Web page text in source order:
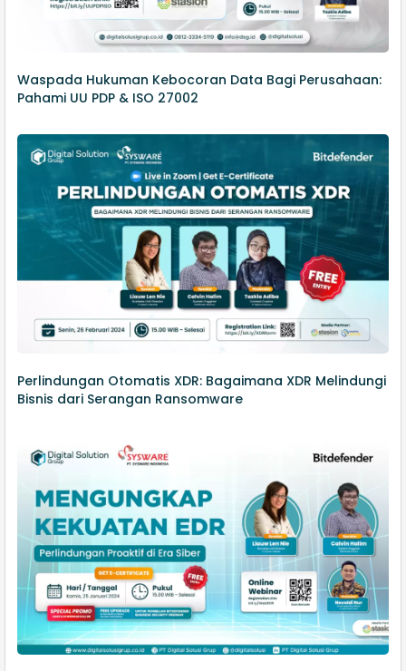
Waspada Hukuman Kebocoran Data Bagi Perusahaan:
Pahami UU PDP & ISO 27002
Perlindungan Otomatis XDR: Bagaimana XDR Melindungi
Bisnis dari Serangan Ransomware